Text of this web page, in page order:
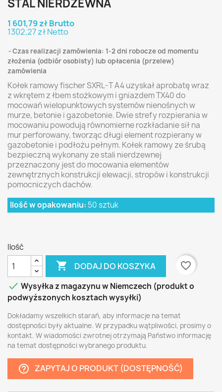
STAL NIERDZEWNA
1 601,79 zł Brutto
1302,27 zł Netto
Czas realizacji zamówienia: 1-2 dni robocze od momentu
złożenia (odbiór osobisty) lub opłacenia (przelew)
zamówienia
Kołek ramowy fischer SXRL-T A4 uzyskał aprobatę wraz
z wkrętem z łbem stożkowym i gniazdem TX40 do
mocowań wielopunktowych systemów nienośnych w
murze, betonie i gazobetonie. Dwie strefy rozpierania w
mocowaniu powodują równomierne rozkładanie sił na
mur perforowany, tworząc długi element rozpierany w
gazobetonie i podłożu pełnym. Kołek ramowy ze śrubą
bezpieczną wykonany ze stali nierdzewnej
przeznaczony jest do mocowania elementów
zewnętrznych konstrukcji elewacji, stropów i konstrukcji
pomocniczych dachów.
Ilość w opakowaniu: 50 sztuk
Ilość
 DODAJ DO KOSZYKA
favorite_border
 Wysyłka z magazynu w Niemczech (produkt o
podwyższonych kosztach wysyłki)
Dokładamy wszelkich starań, aby informacje na temat
dostępności były aktualne. W przypadku wątpliwości, prosimy o
kontakt. W wiadomości zwrotnej otrzymają Państwo informację
na temat dostępności wybranego produktu.
help_outline ZAPYTAJ O PRODUKT (DOSTĘPNOŚĆ)